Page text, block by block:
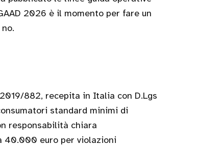
2026 è il momento per fare un
882, recepita in Italia con D.Lgs
standard minimi di
responsabilità chiara
40.000 euro per violazioni